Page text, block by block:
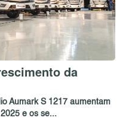
da
Aumark S 1217 aumentam
e os se...